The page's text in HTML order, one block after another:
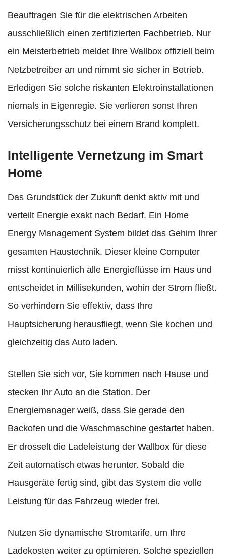
Beauftragen Sie für die elektrischen Arbeiten
ausschließlich einen zertifizierten Fachbetrieb. Nur
ein Meisterbetrieb meldet Ihre Wallbox offiziell beim
Netzbetreiber an und nimmt sie sicher in Betrieb.
Erledigen Sie solche riskanten Elektroinstallationen
niemals in Eigenregie. Sie verlieren sonst Ihren
Versicherungsschutz bei einem Brand komplett.
Intelligente Vernetzung im Smart
Home
Das Grundstück der Zukunft denkt aktiv mit und
verteilt Energie exakt nach Bedarf. Ein Home
Energy Management System bildet das Gehirn Ihrer
gesamten Haustechnik. Dieser kleine Computer
misst kontinuierlich alle Energieflüsse im Haus und
entscheidet in Millisekunden, wohin der Strom fließt.
So verhindern Sie effektiv, dass Ihre
Hauptsicherung herausfliegt, wenn Sie kochen und
gleichzeitig das Auto laden.
Stellen Sie sich vor, Sie kommen nach Hause und
stecken Ihr Auto an die Station. Der
Energiemanager weiß, dass Sie gerade den
Backofen und die Waschmaschine gestartet haben.
Er drosselt die Ladeleistung der Wallbox für diese
Zeit automatisch etwas herunter. Sobald die
Hausgeräte fertig sind, gibt das System die volle
Leistung für das Fahrzeug wieder frei.
Nutzen Sie dynamische Stromtarife, um Ihre
Ladekosten weiter zu optimieren. Solche speziellen